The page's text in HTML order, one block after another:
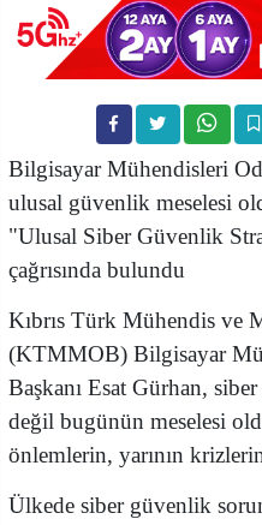
Bilgisayar Mühendisleri
ulusal güvenlik meselesi
"Ulusal Siber Güvenlik
çağrısında bulundu
Kıbrıs Türk Mühendis ve
(KTMMOB) Bilgisayar
Başkanı Esat Gürhan,
değil bugünün meselesi
önlemlerin, yarının
Ülkede siber güvenlik